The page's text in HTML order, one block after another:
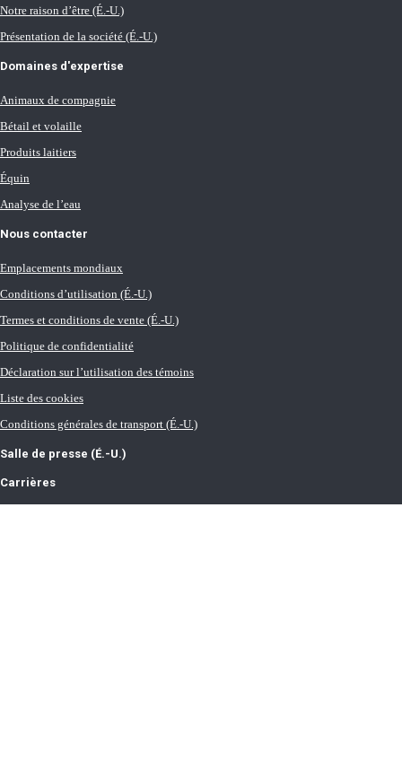
Notre raison d’être (É.-U.)
Présentation de la société (É.-U.)
Domaines d'expertise
Animaux de compagnie
Bétail et volaille
Produits laitiers
Équin
Analyse de l’eau
Nous contacter
Emplacements mondiaux
Conditions d’utilisation (É.-U.)
Termes et conditions de vente (É.-U.)
Politique de confidentialité
Déclaration sur l’utilisation des témoins
Liste des cookies
Conditions générales de transport (É.-U.)
Salle de presse (É.-U.)
Carrières